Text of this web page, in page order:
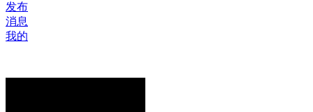
发布
消息
我的